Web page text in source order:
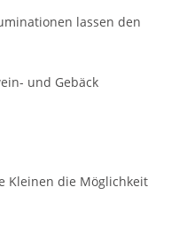
lassen den
und Gebäck
Kleinen die Möglichkeit